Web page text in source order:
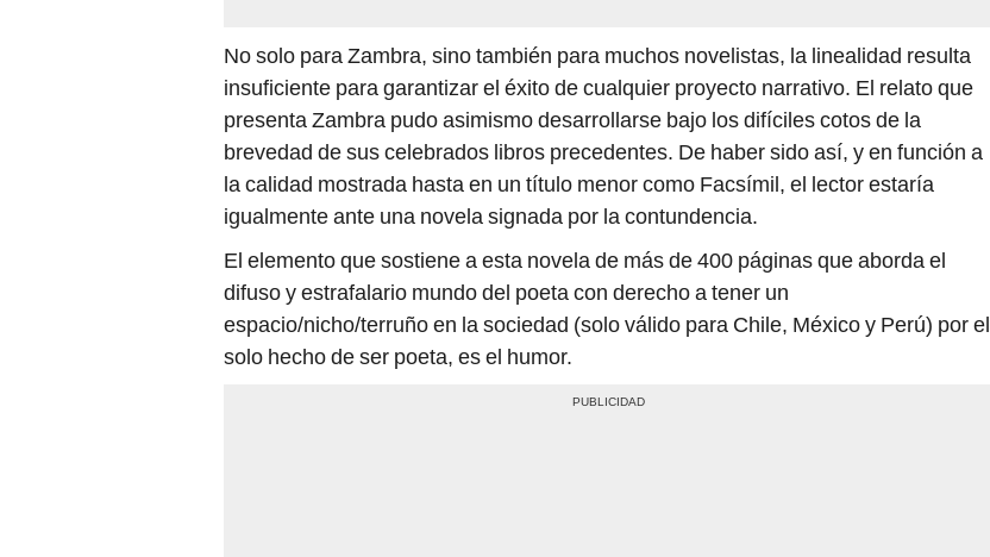
No solo para Zambra, sino también para muchos novelistas, la linealidad resulta
insuficiente para garantizar el éxito de cualquier proyecto narrativo. El relato que
presenta Zambra pudo asimismo desarrollarse bajo los difíciles cotos de la
brevedad de sus celebrados libros precedentes. De haber sido así, y en función a
la calidad mostrada hasta en un título menor como Facsímil, el lector estaría
igualmente ante una novela signada por la contundencia.
El elemento que sostiene a esta novela de más de 400 páginas que aborda el
difuso y estrafalario mundo del poeta con derecho a tener un
espacio/nicho/terruño en la sociedad (solo válido para Chile, México y Perú) por el
solo hecho de ser poeta, es el humor.